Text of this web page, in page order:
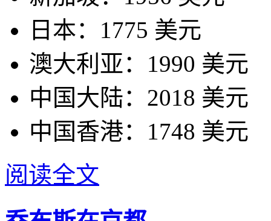
日本：1775 美元
澳大利亚：1990 美元
中国大陆：2018 美元
中国香港：1748 美元
阅读全文